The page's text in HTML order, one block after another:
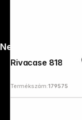
Termékszám:179575
News